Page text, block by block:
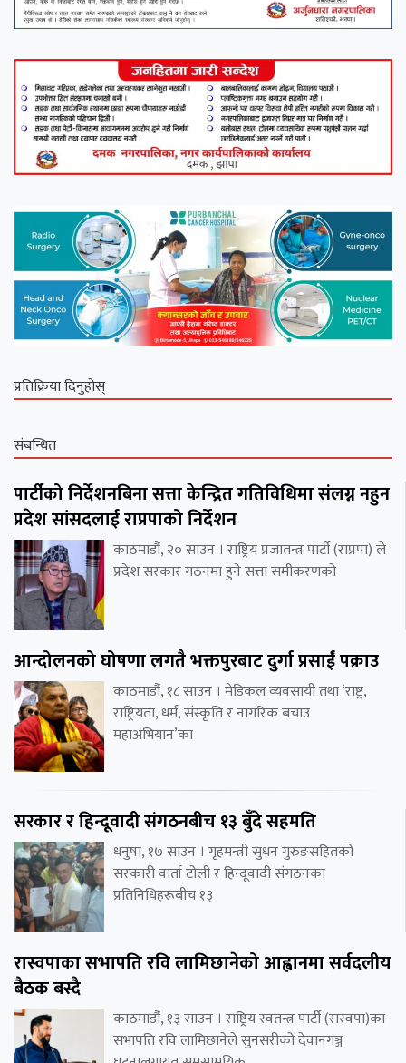
प्रतिक्रिया दिनुहोस्
संबन्धित
पार्टीको निर्देशनबिना सत्ता केन्द्रित गतिविधिमा संलग्न नहुन
प्रदेश सांसदलाई राप्रपाको निर्देशन
काठमाडौं, २० साउन । राष्ट्रिय प्रजातन्त्र पार्टी (राप्रपा) ले
प्रदेश सरकार गठनमा हुने सत्ता समीकरणको
आन्दोलनको घोषणा लगतै भक्तपुरबाट दुर्गा प्रसाईं पक्राउ
काठमाडौं, १८ साउन । मेडिकल व्यवसायी तथा ‘राष्ट्र,
राष्ट्रियता, धर्म, संस्कृति र नागरिक बचाउ
महाअभियान’का
सरकार र हिन्दूवादी संगठनबीच १३ बुँदे सहमति
धनुषा, १७ साउन । गृहमन्त्री सुधन गुरुङसहितको
सरकारी वार्ता टोली र हिन्दूवादी संगठनका
प्रतिनिधिहरूबीच १३
रास्वपाका सभापति रवि लामिछानेको आह्वानमा सर्वदलीय
बैठक बस्दै
काठमाडौं, १३ साउन । राष्ट्रिय स्वतन्त्र पार्टी (रास्वपा)का
सभापति रवि लामिछानेले सुनसरीको देवानगञ्ज